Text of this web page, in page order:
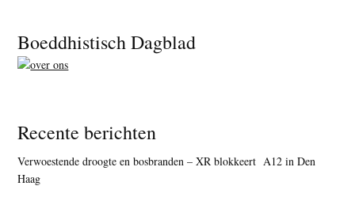
Footer
Boeddhistisch Dagblad
Recente berichten
Verwoestende droogte en bosbranden – XR blokkeert A12 in Den
Haag